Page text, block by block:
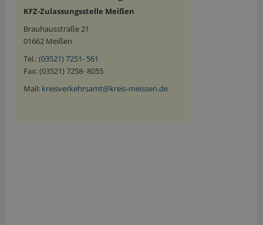
KFZ-Zulassungsstelle Meißen
Brauhausstraße 21
01662 Meißen
Tel.:(03521) 7251- 561
Fax: (03521) 7258- 8055
Mail: kreisverkehrsamt@kreis-meissen.de